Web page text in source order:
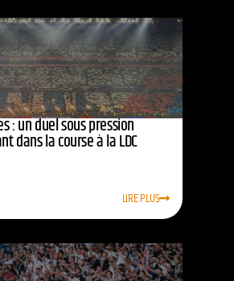
: un duel sous pression
dans la course à la LDC
LIRE PLUS